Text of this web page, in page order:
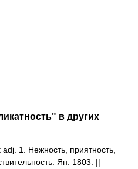
в других
1. Нежность, приятность,
Ян. 1803. ||